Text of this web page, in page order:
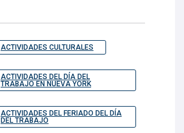
ACTIVIDADES CULTURALES
ACTIVIDADES DEL DÍA DEL
TRABAJO EN NUEVA YORK
ACTIVIDADES DEL FERIADO DEL DÍA
DEL TRABAJO